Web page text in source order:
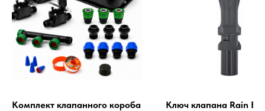
Комплект клапанного короба Ключ клапана Rain